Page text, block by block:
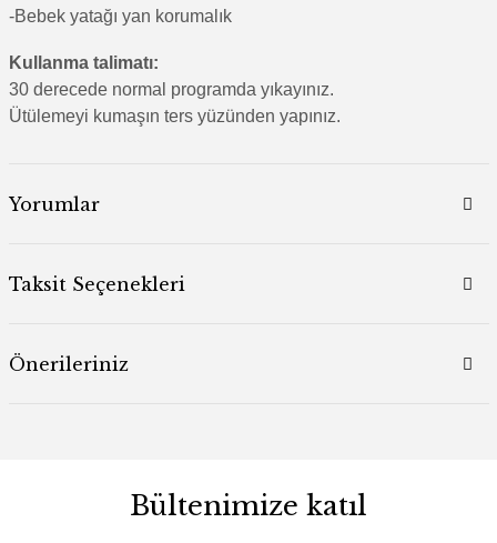
-Bebek yatağı yan korumalık
Kullanma talimatı:
30 derecede normal programda yıkayınız.
Ütülemeyi kumaşın ters yüzünden yapınız.
Yorumlar
Taksit Seçenekleri
Önerileriniz
Bültenimize katıl